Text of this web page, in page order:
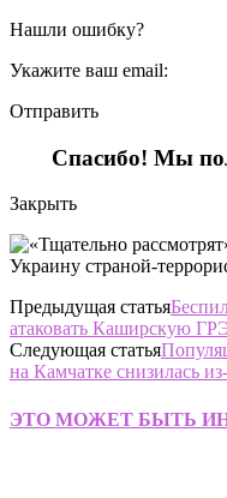
Нашли ошибку?
Укажите ваш email:
Отправить
Спасибо! Мы
Закрыть
Предыдущая статья
атаковать Каширскую
Следующая статья
на Камчатке снизилась
ЭТО МОЖЕТ БЫТЬ